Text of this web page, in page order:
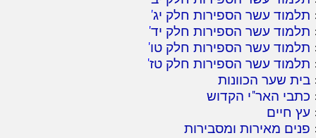
תלמוד עשר הספירות חלק יג'
תלמוד עשר הספירות חלק יד'
תלמוד עשר הספירות חלק טו'
תלמוד עשר הספירות חלק טז'
בית שער הכוונות
כתבי האר"י הקדוש
עץ חיים
פנים מאירות ומסבירות